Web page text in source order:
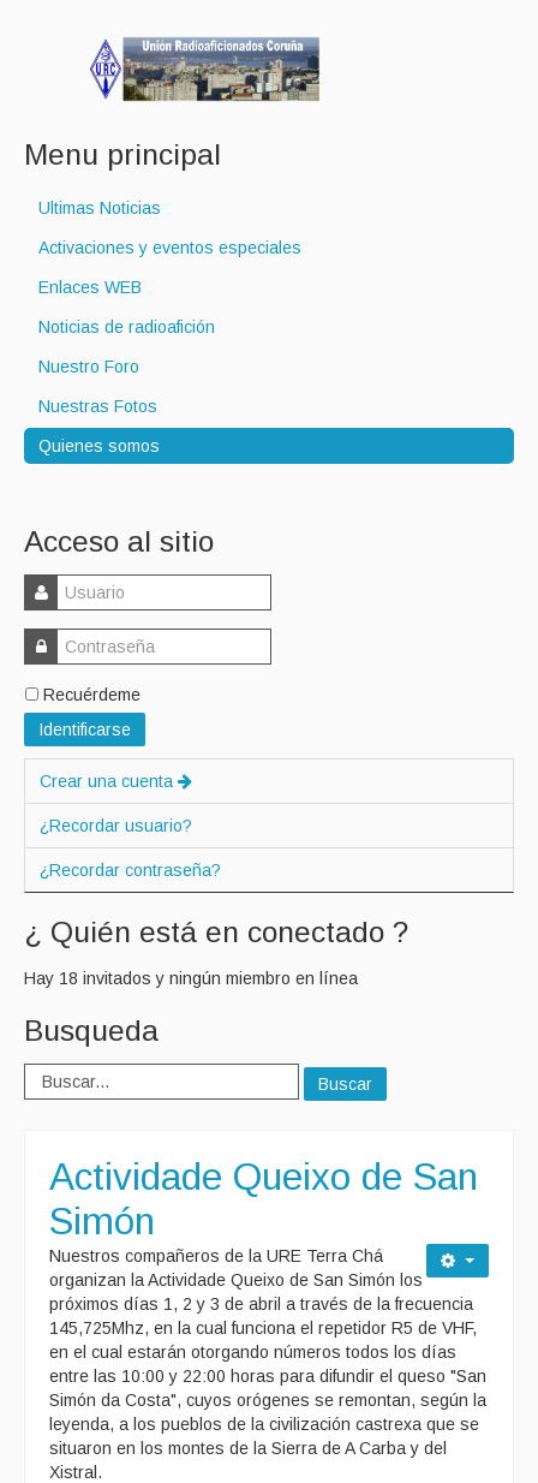
Menu principal
Ultimas Noticias
Activaciones y eventos especiales
Enlaces WEB
Noticias de radioafición
Nuestro Foro
Nuestras Fotos
Quienes somos
Acceso al sitio
Recuérdeme
Identificarse
Crear una cuenta
¿Recordar usuario?
¿Recordar contraseña?
¿ Quién está en conectado ?
Hay 18 invitados y ningún miembro en línea
Busqueda
Buscar
Actividade Queixo de San
Simón
Nuestros compañeros de la URE Terra Chá
organizan la Actividade Queixo de San Simón los
próximos días 1, 2 y 3 de abril a través de la frecuencia
145,725Mhz, en la cual funciona el repetidor R5 de VHF,
en el cual estarán otorgando números todos los días
entre las 10:00 y 22:00 horas para difundir el queso "San
Simón da Costa", cuyos orógenes se remontan, según la
leyenda, a los pueblos de la civilización castrexa que se
situaron en los montes de la Sierra de A Carba y del
Xistral.